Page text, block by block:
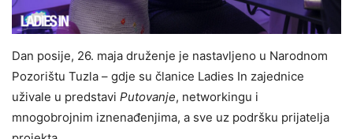
Dan posije, 26. maja druženje je nastavljeno u Narodnom
Pozorištu Tuzla – gdje su članice Ladies In zajednice
uživale u predstavi Putovanje, networkingu i
mnogobrojnim iznenađenjima, a sve uz podršku prijatelja